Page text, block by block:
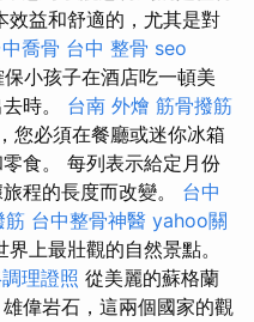
效益和舒適的，尤其是對
喬骨 台中 整骨 seo
小孩子在酒店吃一頓美
時。 台南 外燴 筋骨撥筋
您必須在餐廳或迷你冰箱
食。 每列表示給定月份
程的長度而改變。 台中
筋 台中整骨神醫 yahoo關
上最壯觀的自然景點。
理證照 從美麗的蘇格蘭
偉岩石，這兩個國家的觀